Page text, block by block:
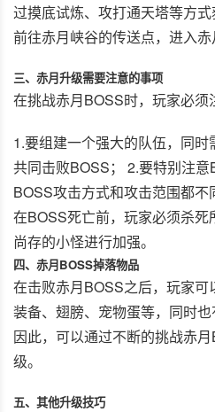
过摸底试炼、攻打通天塔等方
前往赤月峡谷的传送点，进入赤
三、赤月升级需要注意的事项
在挑战赤月BOSS时，玩家必须
1.要组建一个强大的队伍，同
共同击败BOSS； 2.要特别注
BOSS攻击方式和攻击范围都
在BOSS死亡前，玩家必须杀
尚存的小怪进行加强。
四、赤月BOSS掉落物品
在击败赤月BOSS之后，玩家
装备、翅膀、宠物蛋等，同时也
因此，可以通过不断的挑战赤
级。
五、其他升级技巧